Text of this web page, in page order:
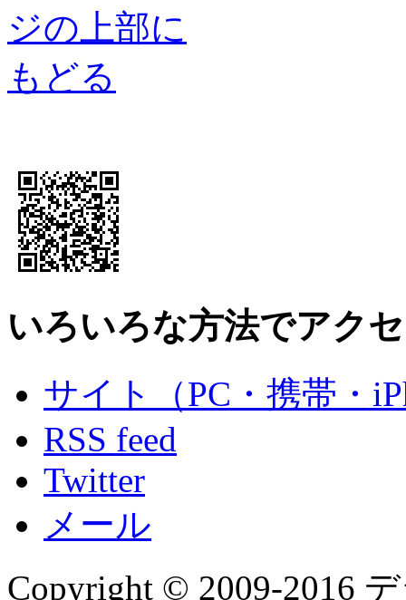
いろいろな方法でアク
サイト（PC・携帯・
RSS feed
Twitter
メール
Copyright © 2009-2016